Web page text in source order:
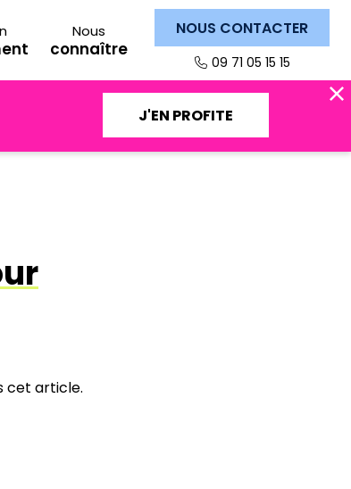
Nous
connaître
NOUS CONTACTER
09 71 05 15 15
J'EN PROFITE
cet article.